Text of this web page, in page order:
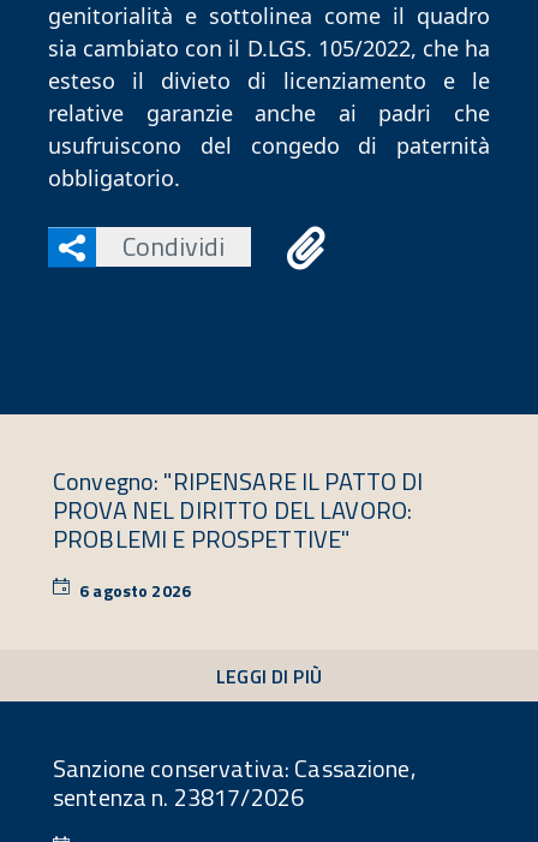
genitorialità e sottolinea come il quadro
sia cambiato con il D.LGS. 105/2022, che ha
esteso il divieto di licenziamento e le
relative garanzie anche ai padri che
usufruiscono del congedo di paternità
obbligatorio.
Condividi
Convegno: "RIPENSARE IL PATTO DI
PROVA NEL DIRITTO DEL LAVORO:
PROBLEMI E PROSPETTIVE"
6 agosto 20266
LEGGI DI PIÙ
Sanzione conservativa: Cassazione,
sentenza n. 23817/2026